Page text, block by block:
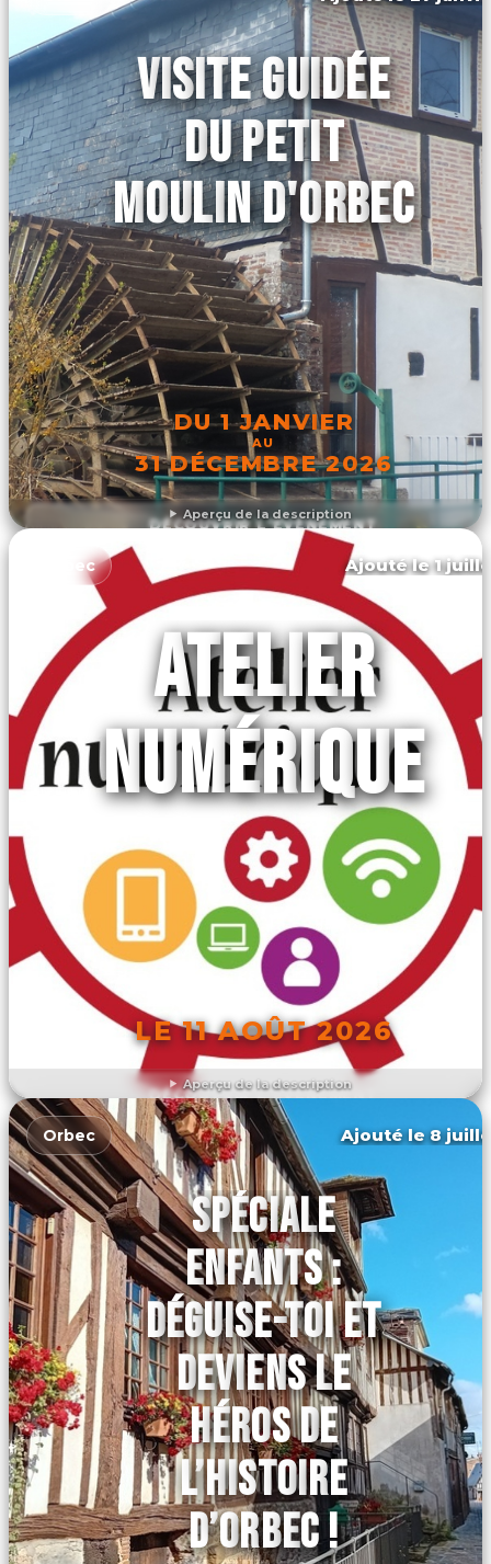
Aperçu de la description
VISITE GUIDÉE
DU PETIT
MOULIN D'ORBEC
DU 1 JANVIER
AU
31 DÉCEMBRE 2026
DÉCOUVRIR L'ÉVÉNEMENT
Aperçu de la description
Orbec Ajouté le 1
ATELIER
NUMÉRIQUE
LE 11 AOÛT 2026
DÉCOUVRIR L'ÉVÉNEMENT
Orbec Ajouté le 8
SPÉCIALE
ENFANTS :
DÉGUISE-TOI ET
DEVIENS LE
HÉROS DE
L’HISTOIRE
D’ORBEC !